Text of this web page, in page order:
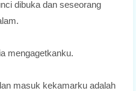
dibuka dan seseorang
mengagetkanku.
masuk kekamarku adalah